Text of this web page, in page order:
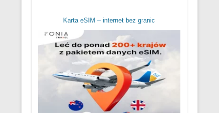
Karta eSIM – internet bez granic